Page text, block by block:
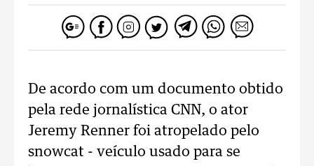
De acordo com um documento obtido
pela rede jornalística CNN, o ator
Jeremy Renner foi atropelado pelo
snowcat - veículo usado para se